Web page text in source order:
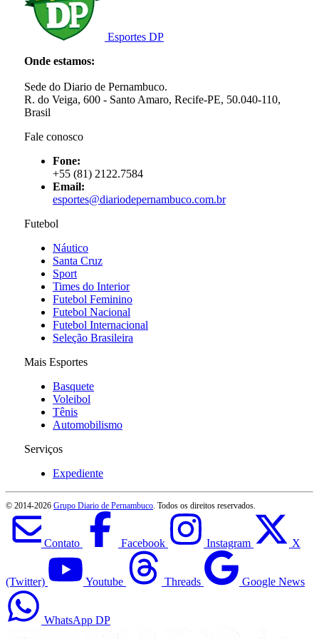
Esportes DP
Onde estamos:
Sede do Diario de Pernambuco.
R. do Veiga, 600 - Santo Amaro, Recife-PE, 50.040-110,
Brasil
Fale conosco
Fone:
+55 (81) 2122.7584
Email:
esportes@diariodepernambuco.com.br
Futebol
Náutico
Santa Cruz
Sport
Times do Interior
Futebol Feminino
Futebol Nacional
Futebol Internacional
Seleção Brasileira
Mais Esportes
Basquete
Voleibol
Tênis
Automobilismo
Serviços
Expediente
© 2014-2026 Grupo Diario de Pernambuco . Todos os direitos reservados.
Contato Facebook Instagram X
(Twitter) Youtube Threads Google News
WhatsApp DP